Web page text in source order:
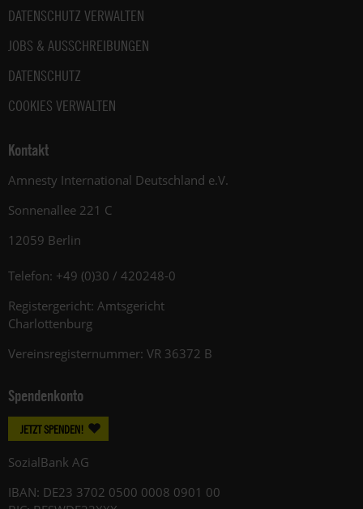
DATENSCHUTZ VERWALTEN
JOBS & AUSSCHREIBUNGEN
DATENSCHUTZ
COOKIES VERWALTEN
Kontakt
Amnesty International Deutschland e.V.
Sonnenallee 221 C
12059 Berlin
Telefon: +49 (0)30 / 420248-0
Registergericht: Amtsgericht
Charlottenburg
Vereinsregisternummer: VR 36372 B
Spendenkonto
JETZT SPENDEN!
SozialBank AG
IBAN: DE23 3702 0500 0008 0901 00